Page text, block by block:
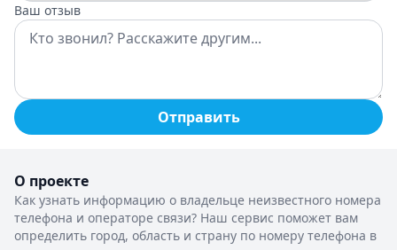
Ваш отзыв
Отправить
О проекте
Как узнать информацию о владельце неизвестного номера
телефона и операторе связи? Наш сервис поможет вам
определить город, область и страну по номеру телефона в